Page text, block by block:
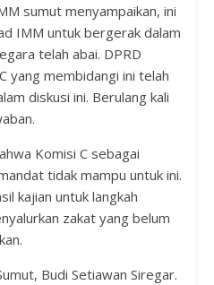
sumut menyampaikan, ini
IMM untuk bergerak dalam
telah abai. DPRD
yang membidangi ini telah
diskusi ini. Berulang kali
Komisi C sebagai
tidak mampu untuk ini.
kajian untuk langkah
zakat yang belum
Budi Setiawan Siregar.